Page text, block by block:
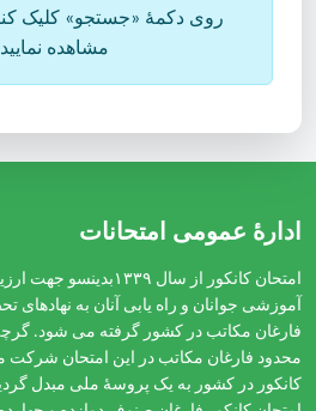
روی دکمۀ «جستجو» کلیک کنید
مشاهده
ادارهٔ عمومی امتحانات
امتحان کانکور از سال
آموزشی جوانان و راه یابی آنان به نهادهای
فارغان مکاتب در کشور گرفته می شود.
محدود فارغان مکاتب در این امتحان شرکت
کانکور در کشور به یک پروسۀ ملی مبدل